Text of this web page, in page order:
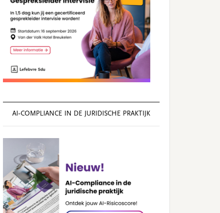
AI‑COMPLIANCE IN DE JURIDISCHE PRAKTIJK